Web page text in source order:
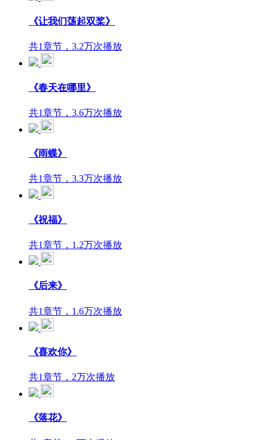
《让我们荡起双桨》
共1章节，3.2万次播放
《春天在哪里》
共1章节，3.6万次播放
《雨蝶》
共1章节，3.3万次播放
《祝福》
共1章节，1.2万次播放
《后来》
共1章节，1.6万次播放
《喜欢你》
共1章节，2万次播放
《落花》